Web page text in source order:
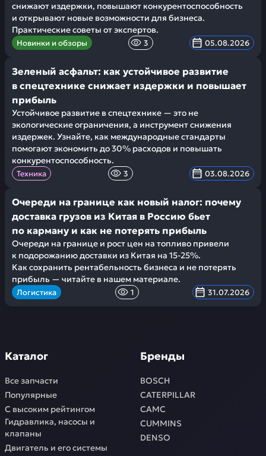
снижают издержки, повышают конкурентоспособность
и открывают новые возможности для бизнеса.
Практические советы от экспертов.
Новинки и обзоры 3 05.08.2026
Зеленый асфальт: как устойчивое развитие
в спецтехнике снижает издержки и повышает
прибыль
Устойчивое развитие в спецтехнике — это не
экологические ограничения, а инструмент снижения
издержек. Узнайте, как международные стандарты
помогают экономить до 30% расходов и повышать
конкурентоспособность.
Техника 3 03.08.2026
Очереди на границе как новый налог: почему
доставка грузов из Китая в Россию бьет
по карману и как не потерять прибыль
Очереди на границе и рост цен на топливо привели
к подорожанию доставки из Китая на 15-25%.
Как сохранить рентабельность бизнеса и не потерять
прибыль — читайте в нашем материале.
Логистика 1 31.07.2026
Каталог
Все запчасти
Популярные
С высоким рейтингом
Гидравлика, насосы и
клапаны
Двигатель и его системы
Бренды
BOSCH
CATERPILLAR
CAMC
CUMMINS
DENSO